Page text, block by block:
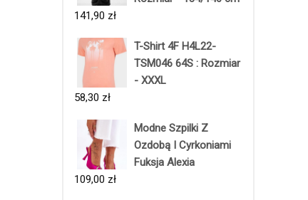
141,90 zł
T-Shirt 4F H4L22-
TSM046 64S : Rozmiar
- XXXL
58,30 zł
Modne Szpilki Z
Ozdobą I Cyrkoniami
Fuksja Alexia
109,00 zł